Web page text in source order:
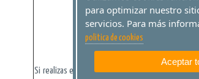
MUY
Si realizas el pago de tusjugadas encargadasde
para optimizar nuestro
servicios. Para más
politica de cookies
Aceptar